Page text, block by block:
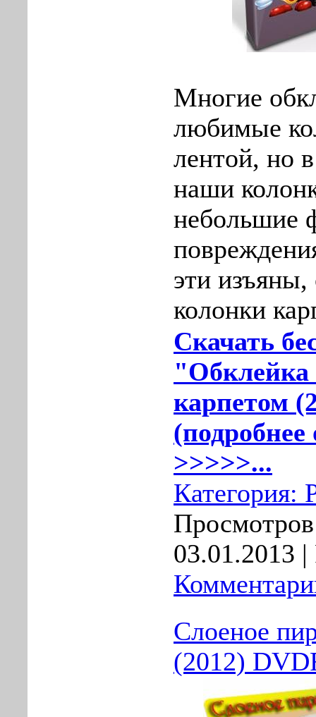
Многие
любимые
лентой, но
наши
небольшие
эти изъяны,
колонки
Скачать
"Обклейка
карпетом
(подробнее
>>>>>...
Категория:
03.01.2013 |
Слоеное
(2012)